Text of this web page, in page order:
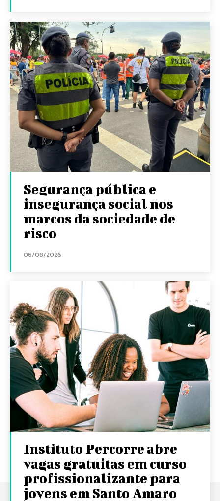
Segurança pública e
insegurança social nos
marcos da sociedade de
risco
06/08/2026
Instituto Percorre abre
vagas gratuitas em curso
profissionalizante para
jovens em Santo Amaro